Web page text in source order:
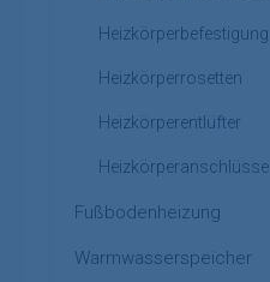
Heizkörperbefestigung
Heizkörperrosetten
Heizkörperentlüfter
Heizkörperanschlüsse
Fußbodenheizung
Warmwasserspeicher